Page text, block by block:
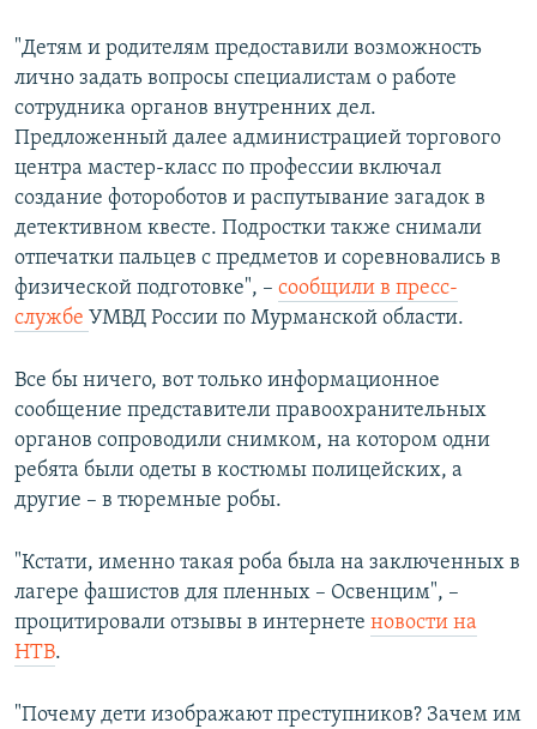
"Детям и родителям предоставили возможность
лично задать вопросы специалистам о работе
сотрудника органов внутренних дел.
Предложенный далее администрацией торгового
центра мастер-класс по профессии включал
создание фотороботов и распутывание загадок в
детективном квесте. Подростки также снимали
отпечатки пальцев с предметов и соревновались в
физической подготовке", – сообщили в пресс-
службе УМВД России по Мурманской области.
Все бы ничего, вот только информационное
сообщение представители правоохранительных
органов сопроводили снимком, на котором одни
ребята были одеты в костюмы полицейских, а
другие – в тюремные робы.
"Кстати, именно такая роба была на заключенных в
лагере фашистов для пленных – Освенцим", –
процитировали отзывы в интернете новости на
НТВ.
"Почему дети изображают преступников? Зачем им